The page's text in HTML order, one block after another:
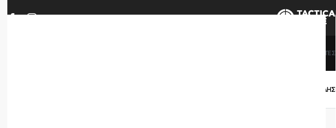
ΔΩΡΟΚΑΡΤΕΣ
ΕΝΔΥΣΗ – ΥΠΟΔΗΣΗ